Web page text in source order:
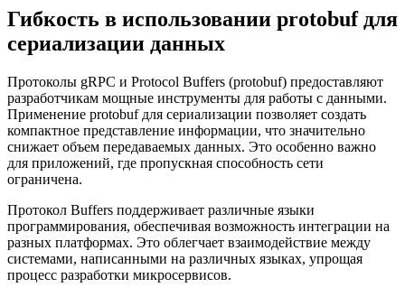
Гибкость в использовании protobuf для
сериализации данных
Протоколы gRPC и Protocol Buffers (protobuf) предоставляют
разработчикам мощные инструменты для работы с данными.
Применение protobuf для сериализации позволяет создать
компактное представление информации, что значительно
снижает объем передаваемых данных. Это особенно важно
для приложений, где пропускная способность сети
ограничена.
Протокол Buffers поддерживает различные языки
программирования, обеспечивая возможность интеграции на
разных платформах. Это облегчает взаимодействие между
системами, написанными на различных языках, упрощая
процесс разработки микросервисов.